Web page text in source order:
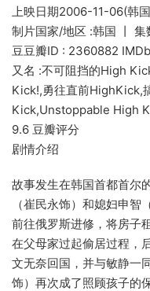
上映日期2006-11-06(韩
制片国家/地区 :韩国 丨 集
豆豆瓣ID : 2360882
又名 :不可阻挡的High
Kick!,勇往直前HighKick,
Kick,Unstoppable High
9.6 豆瓣评分
剧情介绍
故事发生在韩国首都首尔
（崔民永饰）和媳妇申
前往俄罗斯进修，将房子
在父母家过起偷居过程，
文无奈回国，并与敏静一
饰）再次成了照顾孩子的